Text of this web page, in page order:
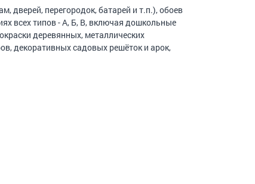
дверей, перегородок, батарей и т.п.), обоев
всех типов - А, Б, В, включая дошкольные
деревянных, металлических
декоративных садовых решёток и арок,